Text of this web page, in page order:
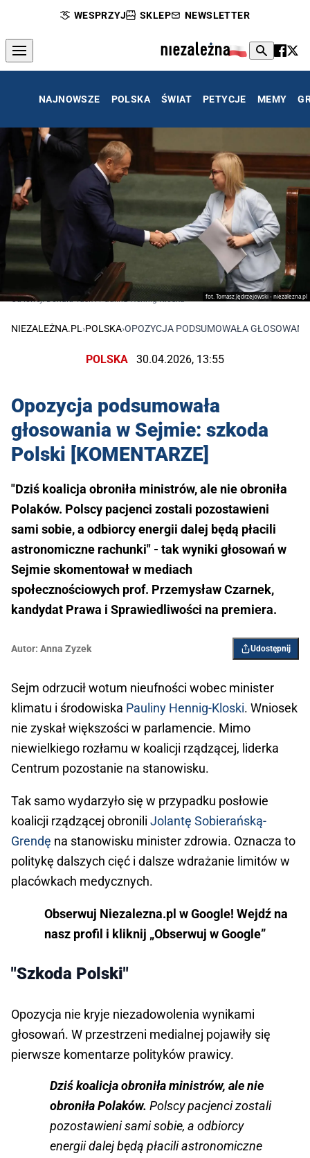
WESPRZYJ SKLEP NEWSLETTER
NAJNOWSZE POLSKA ŚWIAT PETYCJE MEMY
fot. Tomasz Jędrzejowski - niezalezna.pl
Od lewej: Donald Tusk i Paulina Hennig-Kloska
NIEZALEŻNA.PL ›POLSKA›OPOZYCJA PODSUMOWAŁA
POLSKA 30.04.2026, 13:55
Opozycja podsumowała
głosowania w Sejmie: szkoda
Polski [KOMENTARZE]
"Dziś koalicja obroniła ministrów, ale nie obroniła
Polaków. Polscy pacjenci zostali pozostawieni
sami sobie, a odbiorcy energii dalej będą płacili
astronomiczne rachunki" - tak wyniki głosowań w
Sejmie skomentował w mediach
społecznościowych prof. Przemysław Czarnek,
kandydat Prawa i Sprawiedliwości na premiera.
Autor: Anna Zyzek Udostępnij
Sejm odrzucił wotum nieufności wobec minister
klimatu i środowiska Pauliny Hennig-Kloski. Wniosek
nie zyskał większości w parlamencie. Mimo
niewielkiego rozłamu w koalicji rządzącej, liderka
Centrum pozostanie na stanowisku.
Tak samo wydarzyło się w przypadku posłowie
koalicji rządzącej obronili Jolantę Sobierańską-
Grendę na stanowisku minister zdrowia. Oznacza to
politykę dalszych cięć i dalsze wdrażanie limitów w
placówkach medycznych.
Obserwuj Niezalezna.pl w Google! Wejdź na
nasz profil i kliknij „Obserwuj w Google”
"Szkoda Polski"
Opozycja nie kryje niezadowolenia wynikami
głosowań. W przestrzeni medialnej pojawiły się
pierwsze komentarze polityków prawicy.
Dziś koalicja obroniła ministrów, ale nie
obroniła Polaków. Polscy pacjenci zostali
pozostawieni sami sobie, a odbiorcy
energii dalej będą płacili astronomiczne